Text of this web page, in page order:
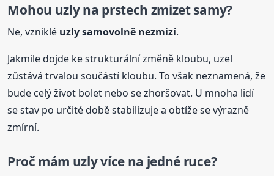
Mohou uzlyna prstech zmizet samy?
Ne, vzniklé uzly samovolně nezmizí.
Jakmile dojde ke strukturální změně kloubu, uzel
zůstává trvalou součástí kloubu. To však neznamená, že
bude celý život bolet nebo se zhoršovat. U mnoha lidí
se stav po určité době stabilizuje a obtíže se výrazně
zmírní.
Proč mám uzlyvíce na jedné ruce?